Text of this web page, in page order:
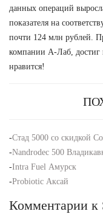
данных операций
показателя на
почти 124 млн рублей.
компании А-Лаб, достиг
нравится!
-Стад 5000 со скидкой
-Nandrodec 500
-Intra Fuel Амурск
-Probiotic Аксай
Комментарии к